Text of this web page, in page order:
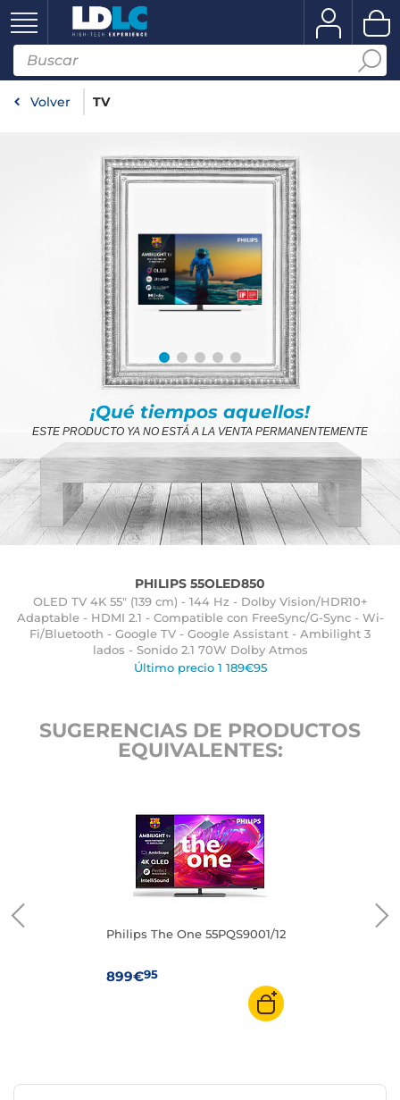
Volver TV
¡Qué tiempos aquellos!
ESTE PRODUCTO YA NO ESTÁ A LA VENTA PERMANENTEMENTE
PHILIPS 55OLED850
OLED TV 4K 55" (139 cm) - 144 Hz - Dolby Vision/HDR10+
Adaptable - HDMI 2.1 - Compatible con FreeSync/G-Sync - Wi-
Fi/Bluetooth - Google TV - Google Assistant - Ambilight 3
lados - Sonido 2.1 70W Dolby Atmos
Último precio 1 189€95
SUGERENCIAS DE PRODUCTOS
EQUIVALENTES:
Philips The One 55PQS9001/12
899€95